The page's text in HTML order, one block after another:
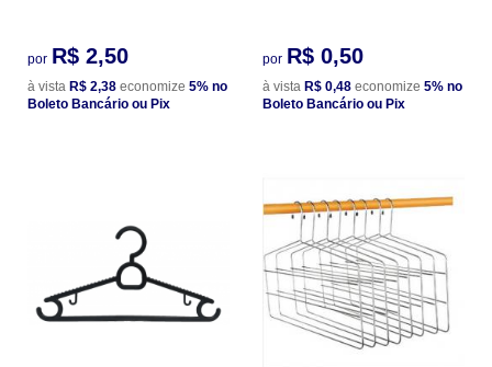
por R$ 2,50
à vista R$ 2,38 economize 5% no
Boleto Bancário ou Pix
por R$ 0,50
à vista R$ 0,48 economize 5% no
Boleto Bancário ou Pix